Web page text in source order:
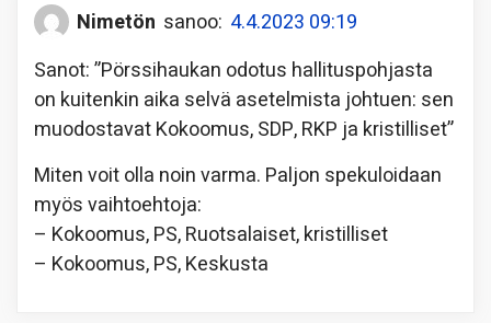
Nimetön sanoo: 4.4.2023 09:19
Sanot: ”Pörssihaukan odotus hallituspohjasta
on kuitenkin aika selvä asetelmista johtuen: sen
muodostavat Kokoomus, SDP, RKP ja kristilliset”
Miten voit olla noin varma. Paljon spekuloidaan
myös vaihtoehtoja:
– Kokoomus, PS, Ruotsalaiset, kristilliset
– Kokoomus, PS, Keskusta